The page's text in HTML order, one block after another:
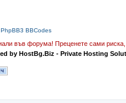
PhpBB3 BBCodes
във форума! Преценете сами
by HostBg.Biz - Private Hosting